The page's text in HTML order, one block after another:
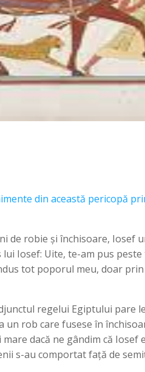
din această pericopă
de robie și închisoare, Iosef
Iosef: Uite, te-am pus
tot poporul meu, doar
regelui Egiptului pare
un rob care fusese în
dacă ne gândim că Iosef
s-au comportat față de